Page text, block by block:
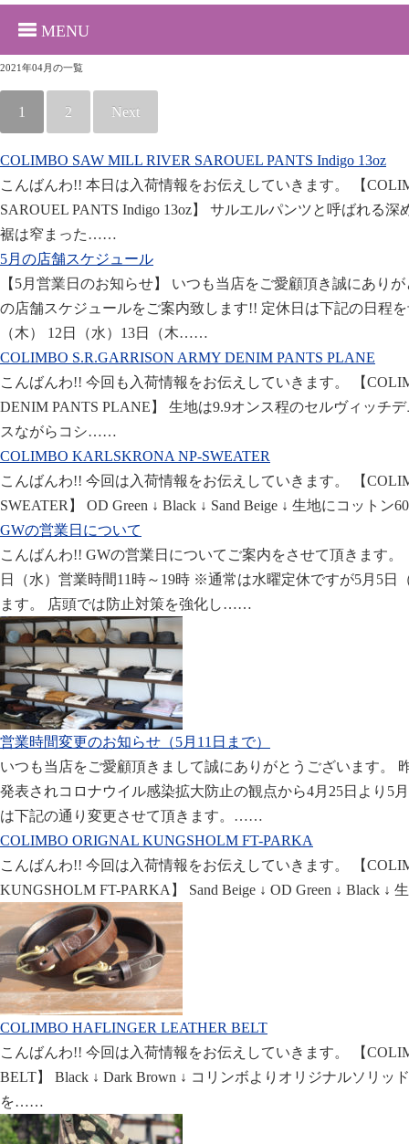
MENU
2021年04月の一覧
1 2 Next
COLIMBO SAW MILL RIVER SAROUEL PANTS Indigo 13oz
こんばんわ!! 本日は入荷情報をお伝えしていきます。 【
SAROUEL PANTS Indigo 13oz】 サルエルパンツと呼ばれる
裾は窄まった……
5月の店舗スケジュール
【5月営業日のお知らせ】 いつも当店をご愛顧頂き誠にあり
の店舗スケジュールをご案内致します!! 定休日は下記の日程
（木） 12日（水）13日（木……
COLIMBO S.R.GARRISON ARMY DENIM PANTS PLANE
こんばんわ!! 今回も入荷情報をお伝えしていきます。 【
DENIM PANTS PLANE】 生地は9.9オンス程のセルヴィッチ
スながらコシ……
COLIMBO KARLSKRONA NP-SWEATER
こんばんわ!! 今回は入荷情報をお伝えしていきます。 【
SWEATER】 OD Green ↓ Black ↓ Sand Beige ↓ 生地にコット
GWの営業日について
こんばんわ!! GWの営業日についてご案内をさせて頂きます。
日（水）営業時間11時～19時 ※通常は水曜定休ですが5月5日
ます。 店頭では防止対策を強化し……
営業時間変更のお知らせ（5月11日まで）
いつも当店をご愛顧頂きまして誠にありがとうございます。
発表されコロナウイル感染拡大防止の観点から4月25日より5
は下記の通り変更させて頂きます。 ……
COLIMBO ORIGNAL KUNGSHOLM FT-PARKA
こんばんわ!! 今回は入荷情報をお伝えしていきます。 【
KUNGSHOLM FT-PARKA】 Sand Beige ↓ OD Green ↓ Black
COLIMBO HAFLINGER LEATHER BELT
こんばんわ!! 今回は入荷情報をお伝えしていきます。 【
BELT】 Black ↓ Dark Brown ↓ コリンボよりオリジナルソリッ
を……